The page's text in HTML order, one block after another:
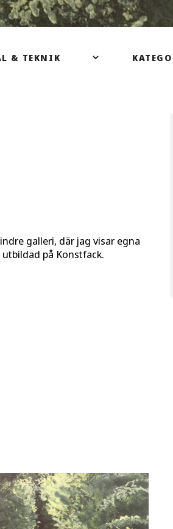
galleri, där jag visar egna
på Konstfack.